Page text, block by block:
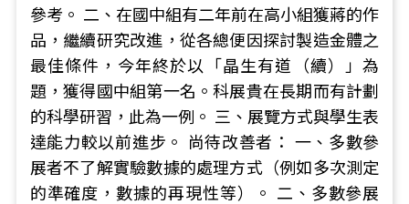
參考。 二、在國中組有二年前在高小組獲蔣的作
品，繼續研究改進，從各總便因探討製造金體之
最佳條件，今年終於以「晶生有道（續）」為
題，獲得國中組第一名。科展貴在長期而有計劃
的科學研習，此為一例。 三、展覽方式與學生表
達能力較以前進步。 尚待改善者： 一、多數參
展者不了解實驗數據的處理方式（例如多次測定
的準確度，數據的再現性等）。 二、多數參展